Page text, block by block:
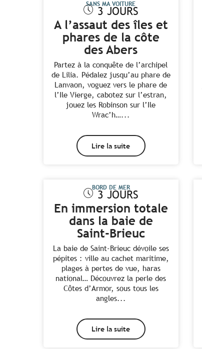
SANS MA VOITURE
3 JOURS
A l’assaut des îles et
phares de la côte
des Abers
Partez à la conquête de l’archipel
de Lilia. Pédalez jusqu’au phare de
Lanvaon, voguez vers le phare de
l’Ile Vierge, cabotez sur l’estran,
jouez les Robinson sur l’Ile
Wrac’h…...
Lire la suite
BORD DE MER
3 JOURS
En immersion totale
dans la baie de
Saint-Brieuc
La baie de Saint-Brieuc dévoile ses
pépites : ville au cachet maritime,
plages à pertes de vue, haras
national… Découvrez la perle des
Côtes d’Armor, sous tous les
angles...
Lire la suite